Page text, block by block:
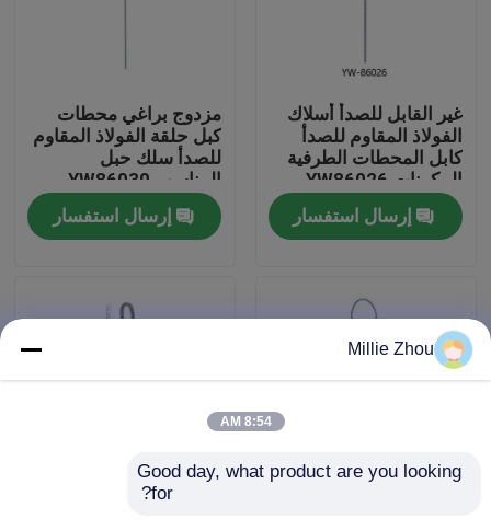
معلومات عنا
جولة في المعمل
مراقبة الجودة
اطلب اقتباس
غير القابل للصدأ أسلاك
الفولاذ المقاوم للصدأ
كابل المحطات الطرفية
المكونات YW86026
إرسال استفسار
مزدوج براغي محطات
كبل حلقة الفولاذ المقاوم
للصدأ سلك حبل
المناسب YW86030
إرسال استفسار
محطات كابل حلقة يموت
Millie Zhou
8:54 AM
Good day, what product are you looking
for?